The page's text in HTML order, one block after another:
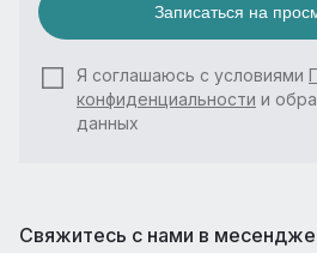
Записаться на
Я соглашаюсь с условиями
конфиденциальности и
данных
Свяжитесь с нами в